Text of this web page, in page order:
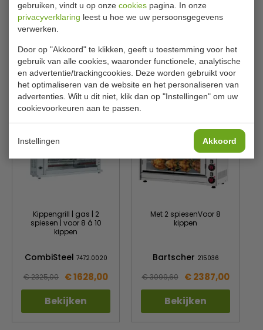
gebruiken, vindt u op onze cookies pagina. In onze
privacyverklaring leest u hoe we uw persoonsgegevens
verwerken.
Door op "Akkoord" te klikken, geeft u toestemming voor het
gebruik van alle cookies, waaronder functionele, analytische
en advertentie/trackingcookies. Deze worden gebruikt voor
het optimaliseren van de website en het personaliseren van
advertenties. Wilt u dit niet, klik dan op "Instellingen" om uw
cookievoorkeuren aan te passen.
Instellingen Akkoord
Vermogen:
15 kW
Afmetingen:
Gewicht:
82 kg
Is dit iets voor jou?
Kippengrill | gas | 2
spiesen | voor 8 á 10
kippen
CombiSteel 7472.0020
€ 2325,00 € 1628,00
Bekijken
Met 2 spiesenVoor 8
kippen
Bartscher 215036
€ 3099,60 € 2387,00
Bekijken